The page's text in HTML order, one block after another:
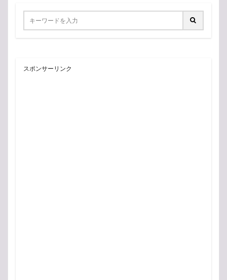
スポンサーリンク